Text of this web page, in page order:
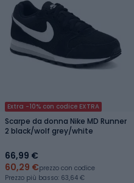
Extra -10% con codice EXTRA
Scarpe da donna Nike MD Runner
2 black/wolf grey/white
66,99 €
60,29 €prezzo con codice
Prezzo più basso: 63,64 €